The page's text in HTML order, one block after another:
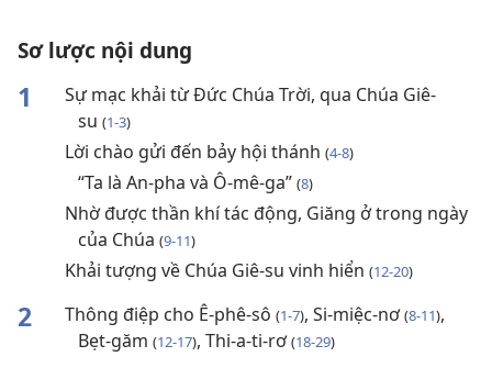
Sơ lược nội dung
1
Sự mạc khải từ Đức Chúa Trời, qua Chúa Giê-
su (1-3)
Lời chào gửi đến bảy hội thánh (4-8)
“Ta là An-pha và Ô-mê-ga” (8)
Nhờ được thần khí tác động, Giăng ở trong ngày
của Chúa (9-11)
Khải tượng về Chúa Giê-su vinh hiển (12-20)
2 Thông điệp cho Ê-phê-sô (1-7), Si-miệc-nơ(8-11),
Bẹt-găm (12-17), Thi-a-ti-rơ(18-29)